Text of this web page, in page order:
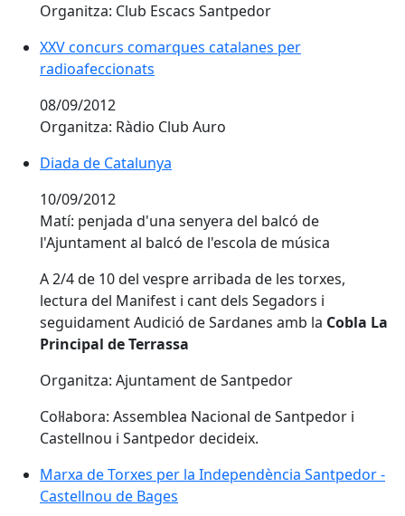
Organitza: Club Escacs Santpedor
XXV concurs comarques catalanes per
radioafeccionats
08/09/2012
Organitza: Ràdio Club Auro
Diada de Catalunya
10/09/2012
Matí: penjada d'una senyera del balcó de
l'Ajuntament al balcó de l'escola de música
A 2/4 de 10 del vespre arribada de les torxes,
lectura del Manifest i cant dels Segadors i
seguidament Audició de Sardanes amb la Cobla La
Principal de Terrassa
Organitza: Ajuntament de Santpedor
Col·labora: Assemblea Nacional de Santpedor i
Castellnou i Santpedor decideix.
Marxa de Torxes per la Independència Santpedor -
Castellnou de Bages